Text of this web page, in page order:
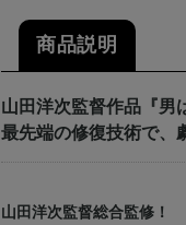
商品説明
山田洋次監督作品『男
最先端の修復技術で、
山田洋次監督総合監修！